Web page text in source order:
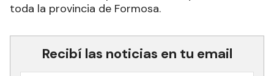
toda la provincia de Formosa.
Recibí las noticias en tu email